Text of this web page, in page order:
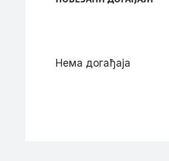
Нема догађаја